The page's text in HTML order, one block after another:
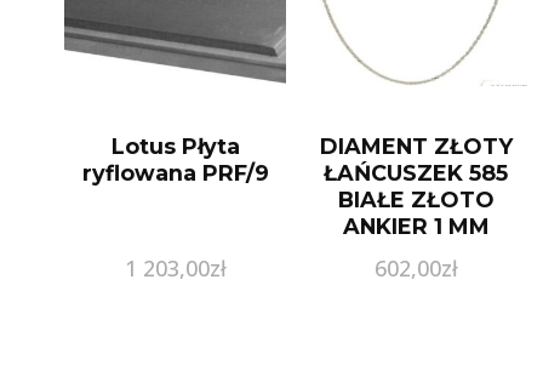
Lotus Płyta
ryflowana PRF/9
1 203,00zł
DIAMENT ZŁOTY
ŁAŃCUSZEK 585
BIAŁE ZŁOTO
ANKIER 1 MM
602,00zł